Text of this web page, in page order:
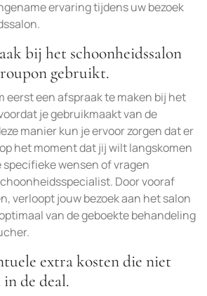
ervaring tijdens uw bezoek
bij het schoonheidssalon
gebruikt.
eerst een afspraak te maken bij het
je gebruikmaakt van de
manier kun je ervoor zorgen dat er
het moment dat jij wilt langskomen
wensen of vragen
Door vooraf
verloopt jouw bezoek aan het salon
van de geboekte behandeling
extra kosten die niet
de deal.